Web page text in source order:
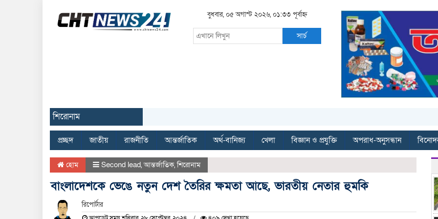
বুধবার, ০৫ অগাস্ট ২০২৬, ০১:৩৩ পূর্বাহ্ন
সার্চ
শিরোনাম
প্রচ্ছদ জাতীয় রাজনীতি আন্তর্জাতিক অর্থ-বানিজ্য খেলা বিজ্ঞান ও প্রযুক্তি অপরাধ-অনুসন্ধান
হোম Second lead,আন্তর্জাতিক,শিরোনাম
বাংলাদেশকে ভেঙে নতুন দেশ তৈরির ক্ষমতা আছে, ভারতীয় নেতার হুমকি
রিপোর্টার